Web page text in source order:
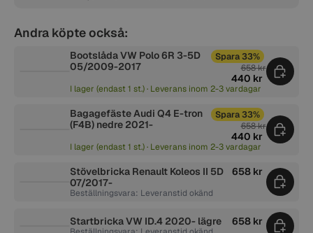
Andra köpte också:
Bootslåda VW Polo 6R 3-5D
05/2009-2017
Spara 33%
658 kr
440 kr
I lager (endast 1 st.) · Leverans inom 2-3 vardagar
Bagagefäste Audi Q4 E-tron
(F4B) nedre 2021-
Spara 33%
658 kr
440 kr
I lager (endast 1 st.) · Leverans inom 2-3 vardagar
Stövelbricka Renault Koleos II 5D
07/2017-
658 kr
Beställningsvara: Leveranstid okänd
Startbricka VW ID.4 2020- lägre 658 kr